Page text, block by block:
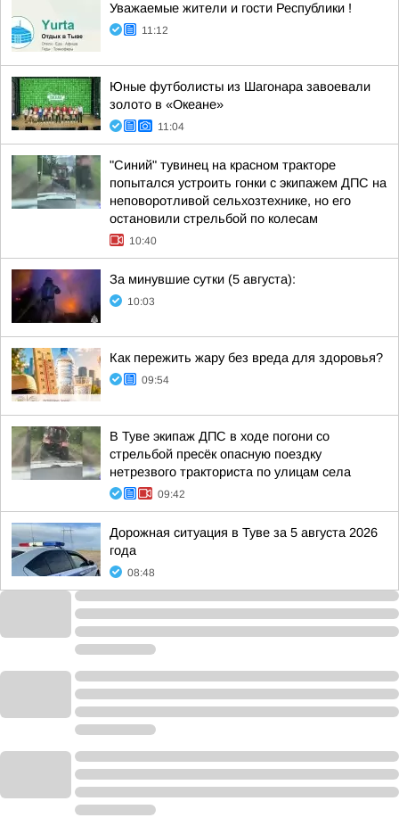
Уважаемые жители и гости Республики !
11:12
Юные футболисты из Шагонара завоевали
золото в «Океане»
11:04
"Синий" тувинец на красном тракторе
попытался устроить гонки с экипажем ДПС на
неповоротливой сельхозтехнике, но его
остановили стрельбой по колесам
10:40
За минувшие сутки (5 августа):
10:03
Как пережить жару без вреда для здоровья?
09:54
В Туве экипаж ДПС в ходе погони со
стрельбой пресёк опасную поездку
нетрезвого тракториста по улицам села
09:42
Дорожная ситуация в Туве за 5 августа 2026
года
08:48